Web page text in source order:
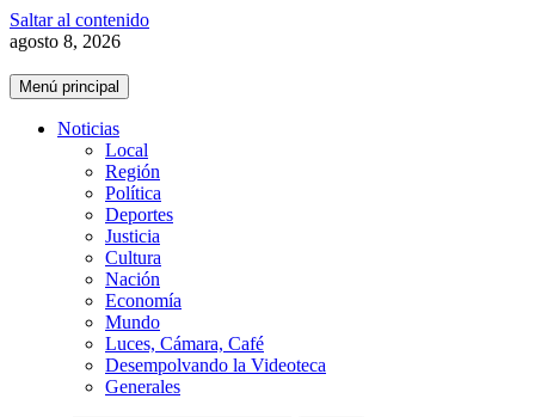
Saltar al contenido
agosto 8, 2026
Menú principal
Noticias
Local
Región
Política
Deportes
Justicia
Cultura
Nación
Economía
Mundo
Luces, Cámara, Café
Desempolvando la Videoteca
Generales